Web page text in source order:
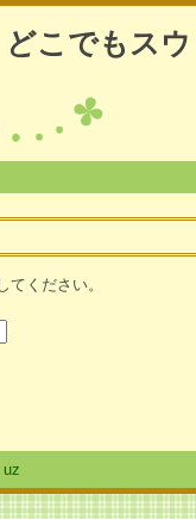
どこでもス
ください。
uz